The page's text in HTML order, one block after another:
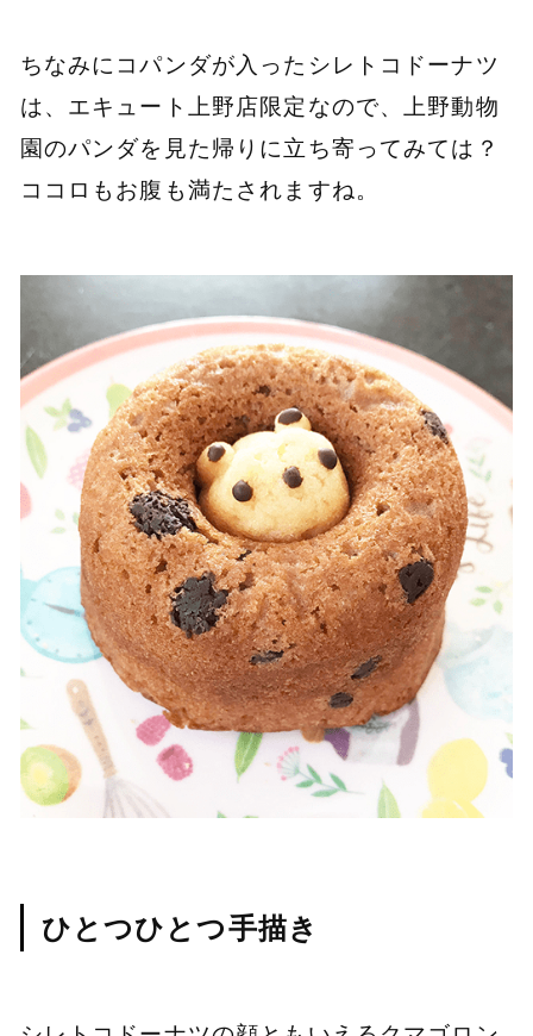
ちなみにコパンダが入ったシレトコドーナツ
は、エキュート上野店限定なので、上野動物
園のパンダを見た帰りに立ち寄ってみては？
ココロもお腹も満たされますね。
ひとつひとつ手描き